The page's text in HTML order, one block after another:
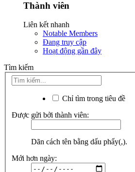
Thành viên
Liên kết nhanh
Notable Members
Đang truy cập
Hoạt động gần đây
Tìm kiếm
Chỉ tìm trong tiêu đề
Được gửi bởi thành viên:
Dãn cách tên bằng dấu phẩy(,).
Mới hơn ngày: